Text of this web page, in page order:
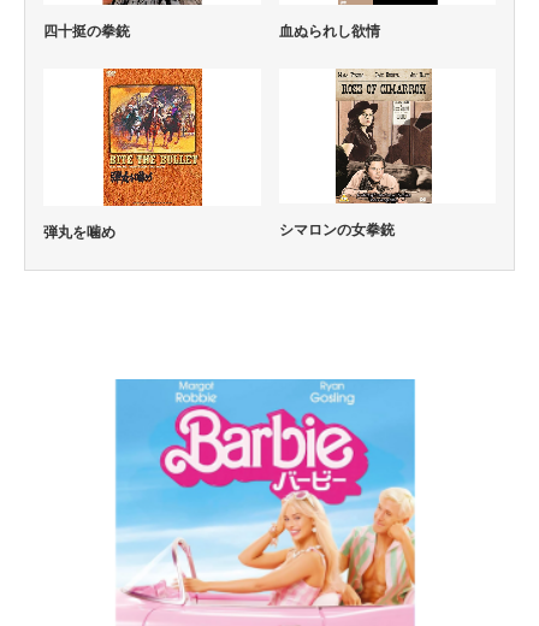
四十挺の拳銃 血ぬられし欲情
弾丸を噛め シマロンの女拳銃